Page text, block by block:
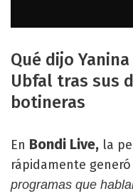
Qué dijo
Ubfal tras sus
botineras
En Bondi Live, la
rápidamente
programas que